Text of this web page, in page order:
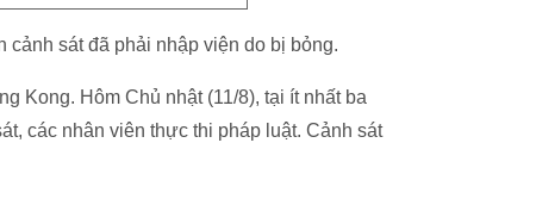
cảnh sát đã phải nhập viện do bị bỏng.
Kong. Hôm Chủ nhật (11/8), tại ít nhất ba
các nhân viên thực thi pháp luật. Cảnh sát